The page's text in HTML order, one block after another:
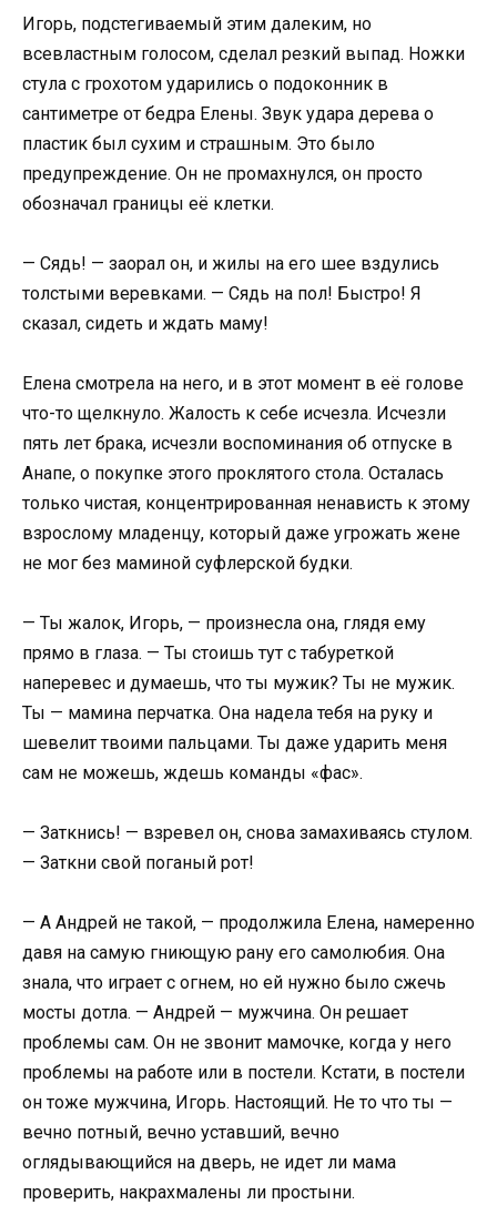
Игорь, подстегиваемый этим далеким, но
всевластным голосом, сделал резкий выпад. Ножки
стула с грохотом ударились о подоконник в
сантиметре от бедра Елены. Звук удара дерева о
пластик был сухим и страшным. Это было
предупреждение. Он не промахнулся, он просто
обозначал границы её клетки.
— Сядь! — заорал он, и жилы на его шее вздулись
толстыми веревками. — Сядь на пол! Быстро! Я
сказал, сидеть и ждать маму!
Елена смотрела на него, и в этот момент в её голове
что-то щелкнуло. Жалость к себе исчезла. Исчезли
пять лет брака, исчезли воспоминания об отпуске в
Анапе, о покупке этого проклятого стола. Осталась
только чистая, концентрированная ненависть к этому
взрослому младенцу, который даже угрожать жене
не мог без маминой суфлерской будки.
— Ты жалок, Игорь, — произнесла она, глядя ему
прямо в глаза. — Ты стоишь тут с табуреткой
наперевес и думаешь, что ты мужик? Ты не мужик.
Ты — мамина перчатка. Она надела тебя на руку и
шевелит твоими пальцами. Ты даже ударить меня
сам не можешь, ждешь команды «фас».
— Заткнись! — взревел он, снова замахиваясь стулом.
— Заткни свой поганый рот!
— А Андрей не такой, — продолжила Елена, намеренно
давя на самую гниющую рану его самолюбия. Она
знала, что играет с огнем, но ей нужно было сжечь
мосты дотла. — Андрей — мужчина. Он решает
проблемы сам. Он не звонит мамочке, когда у него
проблемы на работе или в постели. Кстати, в постели
он тоже мужчина, Игорь. Настоящий. Не то что ты —
вечно потный, вечно уставший, вечно
оглядывающийся на дверь, не идет ли мама
проверить, накрахмалены ли простыни.